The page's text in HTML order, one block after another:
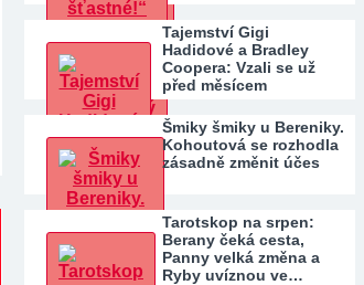
Tajemství Gigi
Hadidové a Bradley
Coopera: Vzali se už
před měsícem
Šmiky šmiky u Bereniky.
Kohoutová se rozhodla
zásadně změnit účes
Tarotskop na srpen:
Berany čeká cesta,
Panny velká změna a
Ryby uvíznou ve…